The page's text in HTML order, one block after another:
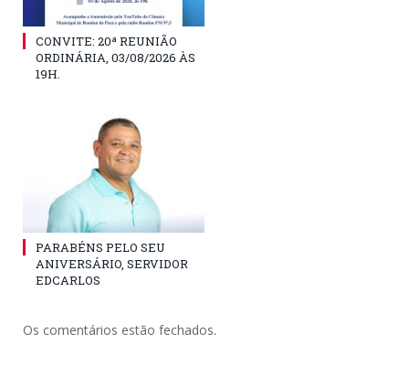
CONVITE: 20ª REUNIÃO
ORDINÁRIA, 03/08/2026 ÀS
19H.
PARABÉNS PELO SEU
ANIVERSÁRIO, SERVIDOR
EDCARLOS
Os comentários estão fechados.